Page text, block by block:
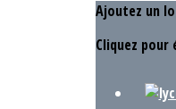
Ajoutez un
Cliquez pour